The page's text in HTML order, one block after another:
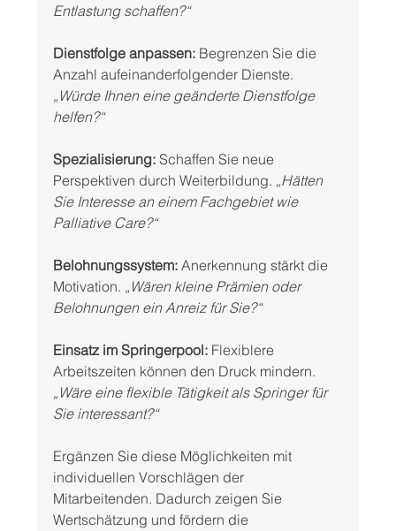
Entlastung schaffen?“
Dienstfolge anpassen: Begrenzen Sie die
Anzahl aufeinanderfolgender Dienste.
„Würde Ihnen eine geänderte Dienstfolge
helfen?“
Spezialisierung: Schaffen Sie neue
Perspektiven durch Weiterbildung. „Hätten
Sie Interesse an einem Fachgebiet wie
Palliative Care?“
Belohnungssystem: Anerkennung stärkt die
Motivation. „Wären kleine Prämien oder
Belohnungen ein Anreiz für Sie?“
Einsatz im Springerpool: Flexiblere
Arbeitszeiten können den Druck mindern.
„Wäre eine flexible Tätigkeit als Springer für
Sie interessant?“
Ergänzen Sie diese Möglichkeiten mit
individuellen Vorschlägen der
Mitarbeitenden. Dadurch zeigen Sie
Wertschätzung und fördern die